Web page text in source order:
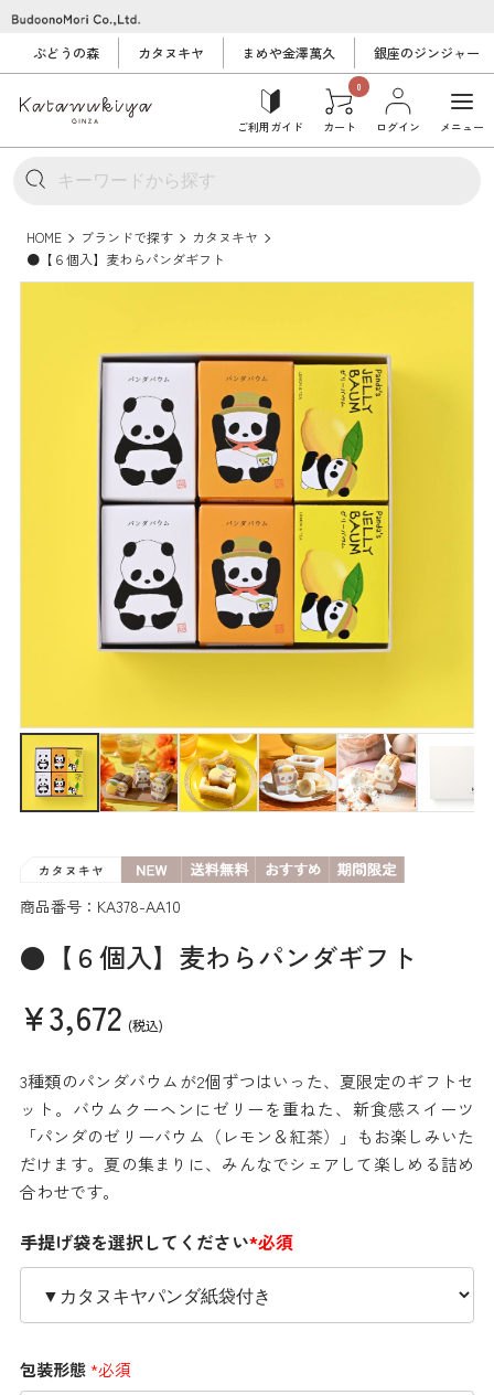
ぶどうの森 カタヌキヤ まめや金澤萬久 銀座のジンジャー
ご利用ガイド
0
カート ログイン メニュー
HOME ブランドで探す
カタヌキヤ
●【６個入】麦わらパンダギフト
商品番号：KA378-AA10
●【６個入】麦わらパンダギフト
¥3,672 (税込)
3種類のパンダバウムが2個ずつはいった、夏限定のギフトセ
ット。バウムクーヘンにゼリーを重ねた、新食感スイーツ
「パンダのゼリーバウム（レモン＆紅茶）」もお楽しみいた
だけます。夏の集まりに、みんなでシェアして楽しめる詰め
合わせです。
手提げ袋を選択してください*必須
包装形態*必須